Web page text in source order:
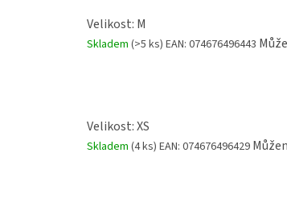
Velikost: M
Skladem (>5 ks) EAN: 074676496443
Velikost: XS
Skladem (4 ks) EAN: 074676496429